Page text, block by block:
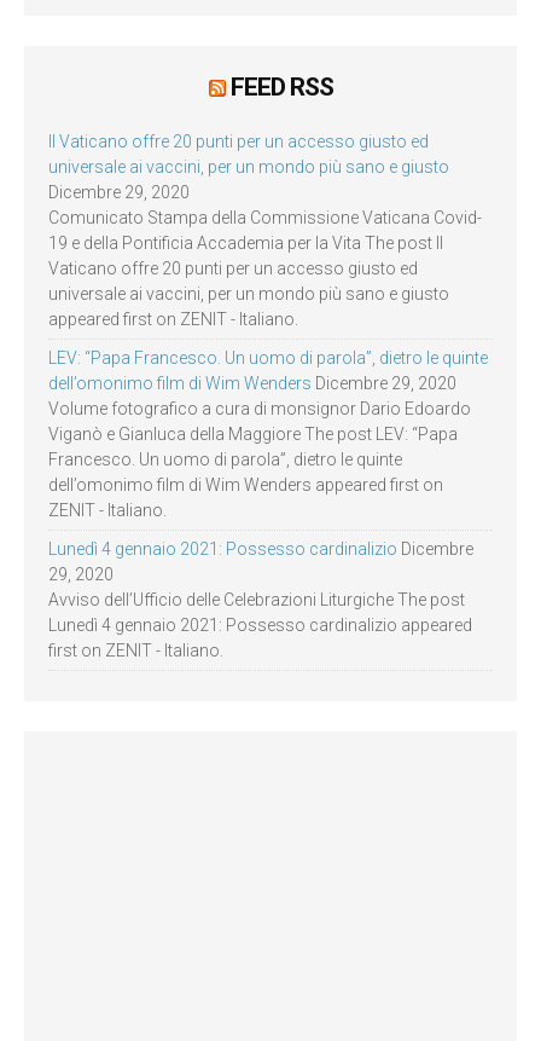
FEED RSS
Il Vaticano offre 20 punti per un accesso giusto ed
universale ai vaccini, per un mondo più sano e giusto
Dicembre 29, 2020
Comunicato Stampa della Commissione Vaticana Covid-
19 e della Pontificia Accademia per la Vita The post Il
Vaticano offre 20 punti per un accesso giusto ed
universale ai vaccini, per un mondo più sano e giusto
appeared first on ZENIT - Italiano.
LEV: “Papa Francesco. Un uomo di parola”, dietro le quinte
dell’omonimo film di Wim Wenders Dicembre 29, 2020
Volume fotografico a cura di monsignor Dario Edoardo
Viganò e Gianluca della Maggiore The post LEV: “Papa
Francesco. Un uomo di parola”, dietro le quinte
dell’omonimo film di Wim Wenders appeared first on
ZENIT - Italiano.
Lunedì 4 gennaio 2021: Possesso cardinalizio Dicembre
29, 2020
Avviso dell’Ufficio delle Celebrazioni Liturgiche The post
Lunedì 4 gennaio 2021: Possesso cardinalizio appeared
first on ZENIT - Italiano.